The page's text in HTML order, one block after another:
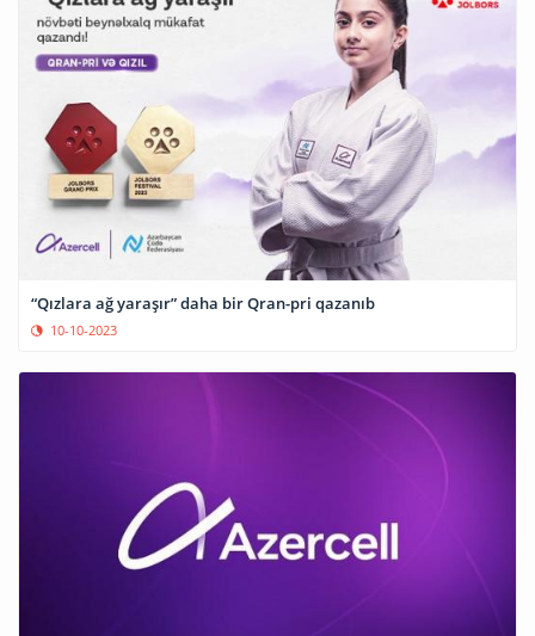
“Qızlara ağ yaraşır” daha bir Qran-pri qazanıb
10-10-2023